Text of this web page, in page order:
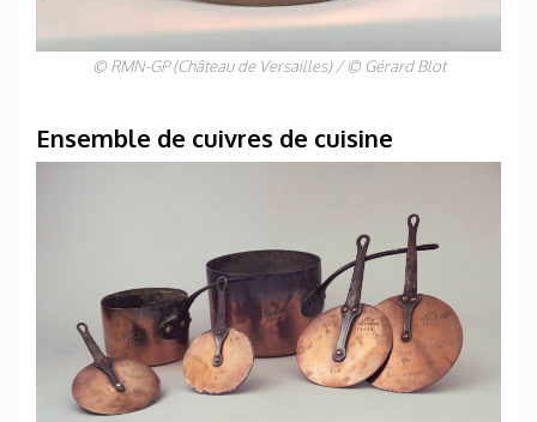
© RMN-GP (Château de Versailles) / © Gérard Blot
Ensemble de cuivres de cuisine